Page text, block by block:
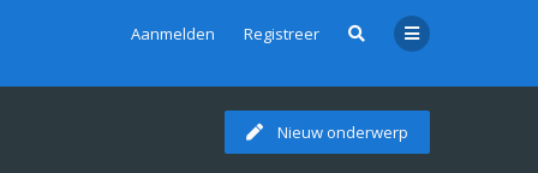
Aanmelden Registreer
Nieuw onderwerp